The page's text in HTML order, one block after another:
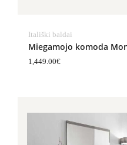
Itališki baldai
Miegamojo komoda
1,449.00€